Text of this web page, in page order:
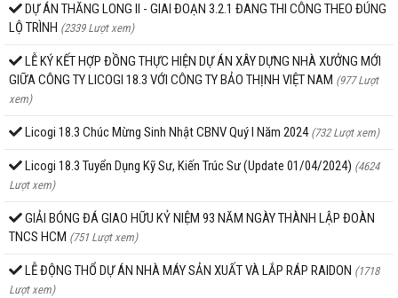
DỰ ÁN THĂNG LONG II - GIAI ĐOẠN 3.2.1 ĐANG THI CÔNG THEO ĐÚNG
LỘ TRÌNH (2339 Lượt xem)
LỄ KÝ KẾT HỢP ĐỒNG THỰC HIỆN DỰ ÁN XÂY DỰNG NHÀ XƯỞNG MỚI
GIỮA CÔNG TY LICOGI 18.3 VỚI CÔNG TY BẢO THỊNH VIỆT NAM (977 Lượt
xem)
Licogi 18.3 Chúc Mừng Sinh Nhật CBNV Quý I Năm 2024 (732 Lượt xem)
Licogi 18.3 Tuyển Dụng Kỹ Sư, Kiến Trúc Sư (Update 01/04/2024) (4624
Lượt xem)
GIẢI BÓNG ĐÁ GIAO HỮU KỶ NIỆM 93 NĂM NGÀY THÀNH LẬP ĐOÀN
TNCS HCM (751 Lượt xem)
LỄ ĐỘNG THỔ DỰ ÁN NHÀ MÁY SẢN XUẤT VÀ LẮP RÁP RAIDON (1718
Lượt xem)